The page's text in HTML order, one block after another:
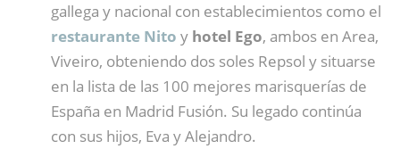
gallega y nacional con establecimientos como el
restaurante Nito y hotel Ego, ambos en Area,
Viveiro, obteniendo dos soles Repsol y situarse
en la lista de las 100 mejores marisquerías de
España en Madrid Fusión. Su legado continúa
con sus hijos, Eva y Alejandro.